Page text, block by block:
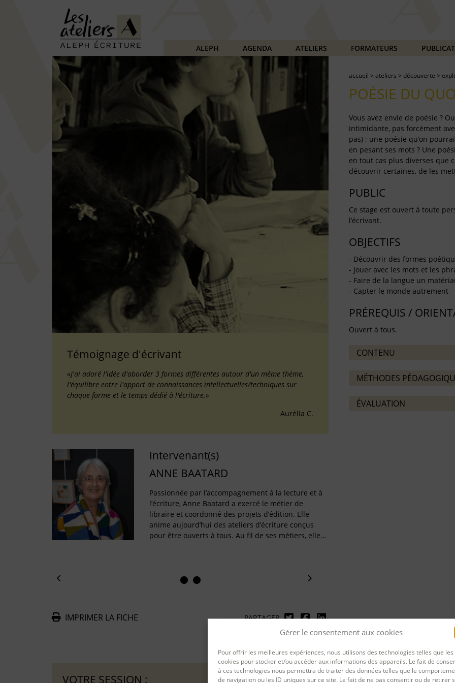
Gérer le consentement aux cookies
Pour offrir les meilleures expériences, nous utilisons des technologies telles que les
cookies pour stocker et/ou accéder aux informations des appareils. Le fait de
à ces technologies nous permettra de traiter des données telles que le
de navigation ou les ID uniques sur ce site. Le fait de ne pas consentir ou de retirer
ALEPH AGENDA ATELIERS FORMATEURS
Témoignage d'écrivant
«J'ai adoré l'idée d'aborder 3 formes différentes autour d'un même thème,
l'équilibre entre l'apport de connaissances intellectuelles/techniques sur
chaque forme et le temps dédié à l'écriture.»
Aurélia C.
Intervenant(s)
ANNE BAATARD
Passionnée par l’accompagnement à la lecture et à
l’écriture, Anne Baatard a exercé le métier de
libraire et coordonné des projets d’édition. Elle
anime aujourd’hui des ateliers d’écriture conçus
pour être ouverts à tous. Au fil de ses métiers, elle…
IMPRIMER LA FICHE
PARTAGER
Dernière mise à jour : 05/02/2025
accueil > ateliers > découverte >
POÉSIE DU
Vous avez envie de poésie ?
intimidante, pas forcément
pas) ; une poésie qu’on
en pesant ses mots ? Une
en tout cas plus diverses que
découvrir certaines, de les
PUBLIC
Ce stage est ouvert à toute
l’écrivant.
OBJECTIFS
- Découvrir des formes
- Jouer avec les mots et les
- Faire de la langue un
- Capter le monde autrement
PRÉREQUIS /
Ouvert à tous.
CONTENU
MÉTHODES
ÉVALUATION
VOTRE SESSION :